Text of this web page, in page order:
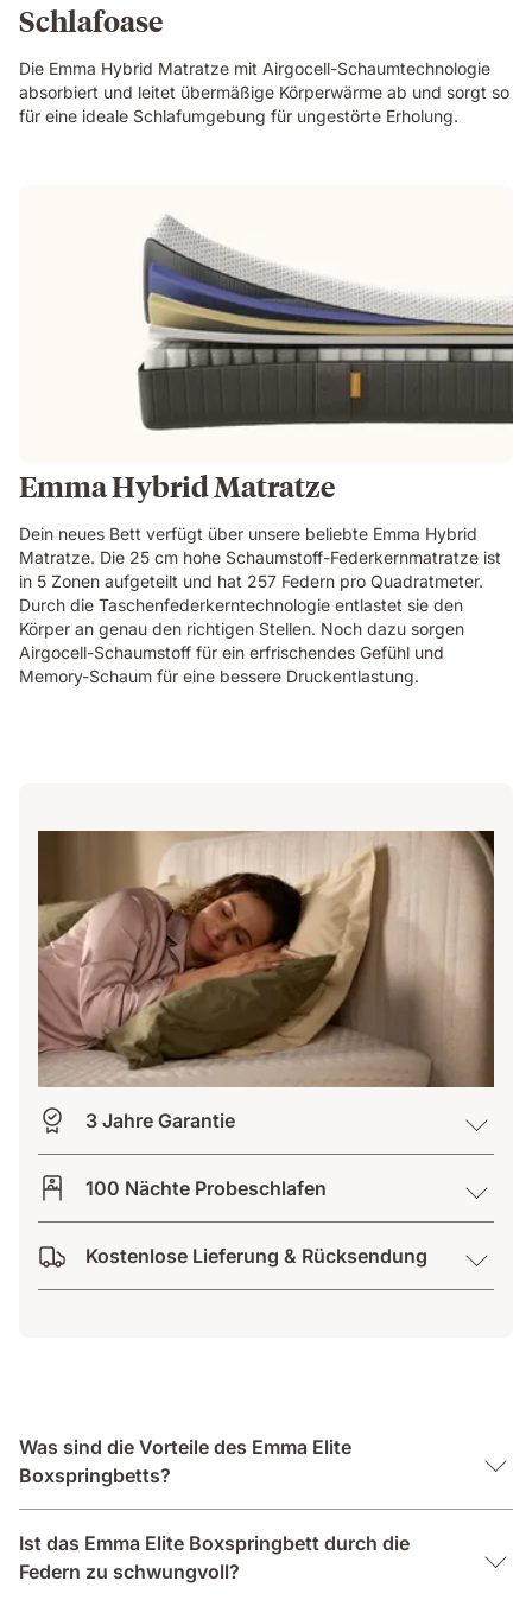
Schlafoase
Die Emma Hybrid Matratze mit Airgocell-Schaumtechnologie
absorbiert und leitet übermäßige Körperwärme ab und sorgt so
für eine ideale Schlafumgebung für ungestörte Erholung.
Emma Hybrid Matratze
Dein neues Bett verfügt über unsere beliebte Emma Hybrid
Matratze. Die 25 cm hohe Schaumstoff-Federkernmatratze ist
in 5 Zonen aufgeteilt und hat 257 Federn pro Quadratmeter.
Durch die Taschenfederkerntechnologie entlastet sie den
Körper an genau den richtigen Stellen. Noch dazu sorgen
Airgocell-Schaumstoff für ein erfrischendes Gefühl und
Memory-Schaum für eine bessere Druckentlastung.
3 Jahre Garantie
100 Nächte Probeschlafen
Kostenlose Lieferung & Rücksendung
Was sind die Vorteile des Emma Elite
Boxspringbetts?
Ist das Emma Elite Boxspringbett durch die
Federn zu schwungvoll?